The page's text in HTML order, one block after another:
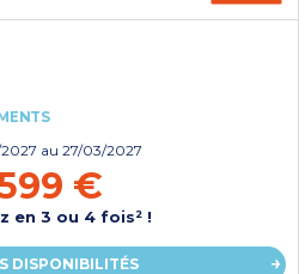
au 27/03/2027
€
en 3 ou 4 fois² !
DISPONIBILITÉS